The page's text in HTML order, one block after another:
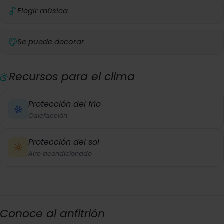
Elegir música
Se puede decorar
Recursos para el clima
Protección del frío
Calefacción
Protección del sol
Aire acondicionado
Conoce al anfitrión